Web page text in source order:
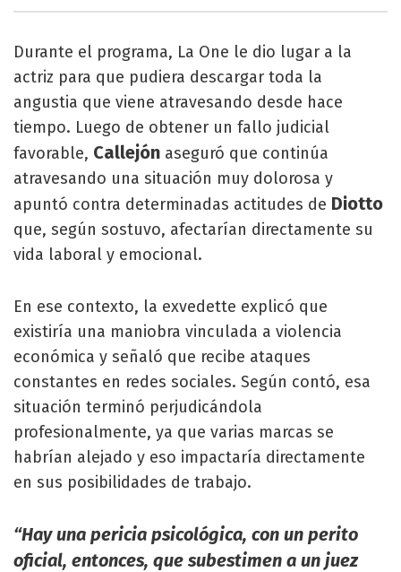
Durante el programa, La One le dio lugar a la
actriz para que pudiera descargar toda la
angustia que viene atravesando desde hace
tiempo. Luego de obtener un fallo judicial
favorable, Callejón aseguró que continúa
atravesando una situación muy dolorosa y
apuntó contra determinadas actitudes de Diotto
que, según sostuvo, afectarían directamente su
vida laboral y emocional.
En ese contexto, la exvedette explicó que
existiría una maniobra vinculada a violencia
económica y señaló que recibe ataques
constantes en redes sociales. Según contó, esa
situación terminó perjudicándola
profesionalmente, ya que varias marcas se
habrían alejado y eso impactaría directamente
en sus posibilidades de trabajo.
“Hay una pericia psicológica, con un perito
oficial, entonces, que subestimen a un juez